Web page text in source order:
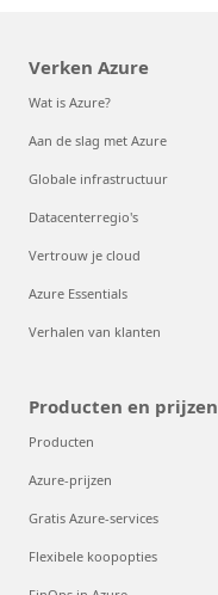
Verken Azure
Wat is Azure?
Aan de slag met Azure
Globale infrastructuur
Datacenterregio's
Vertrouw je cloud
Azure Essentials
Verhalen van klanten
Producten en prijzen
Producten
Azure-prijzen
Gratis Azure-services
Flexibele koopopties